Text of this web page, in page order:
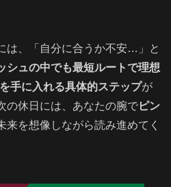
は、「自分に合うか不安…」と
シュの中でも最短ルートで理想
手に入れる具体的ステップが
の休日には、あなたの腕でピン
来を想像しながら読み進めてく